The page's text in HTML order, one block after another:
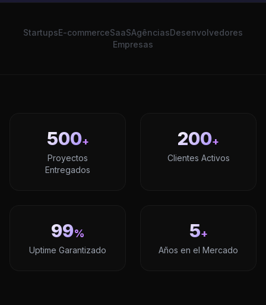
StartupsE-commerceSaaSAgênciasDesenvolvedores
Empresas
500+
Proyectos
Entregados
200+
Clientes Activos
99%
Uptime Garantizado
5+
Años en el Mercado